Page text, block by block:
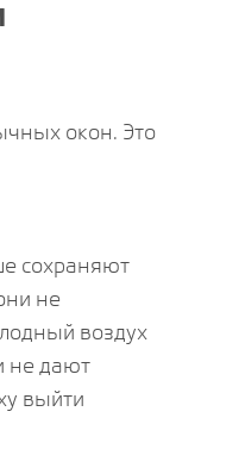
окон. Это
сохраняют
не
воздух
не дают
выйти